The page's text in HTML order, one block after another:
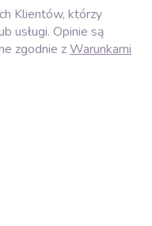
Klientów, którzy
usługi. Opinie są
zgodnie zWarunkami